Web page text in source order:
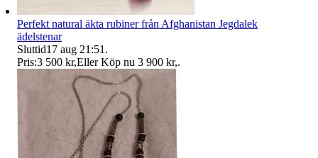
Perfekt natural äkta rubiner från Afghanistan Jegdalek
ädelstenar
Sluttid17 aug 21:51 .
Pris:3 500 kr,Eller Köp nu 3 900 kr,.